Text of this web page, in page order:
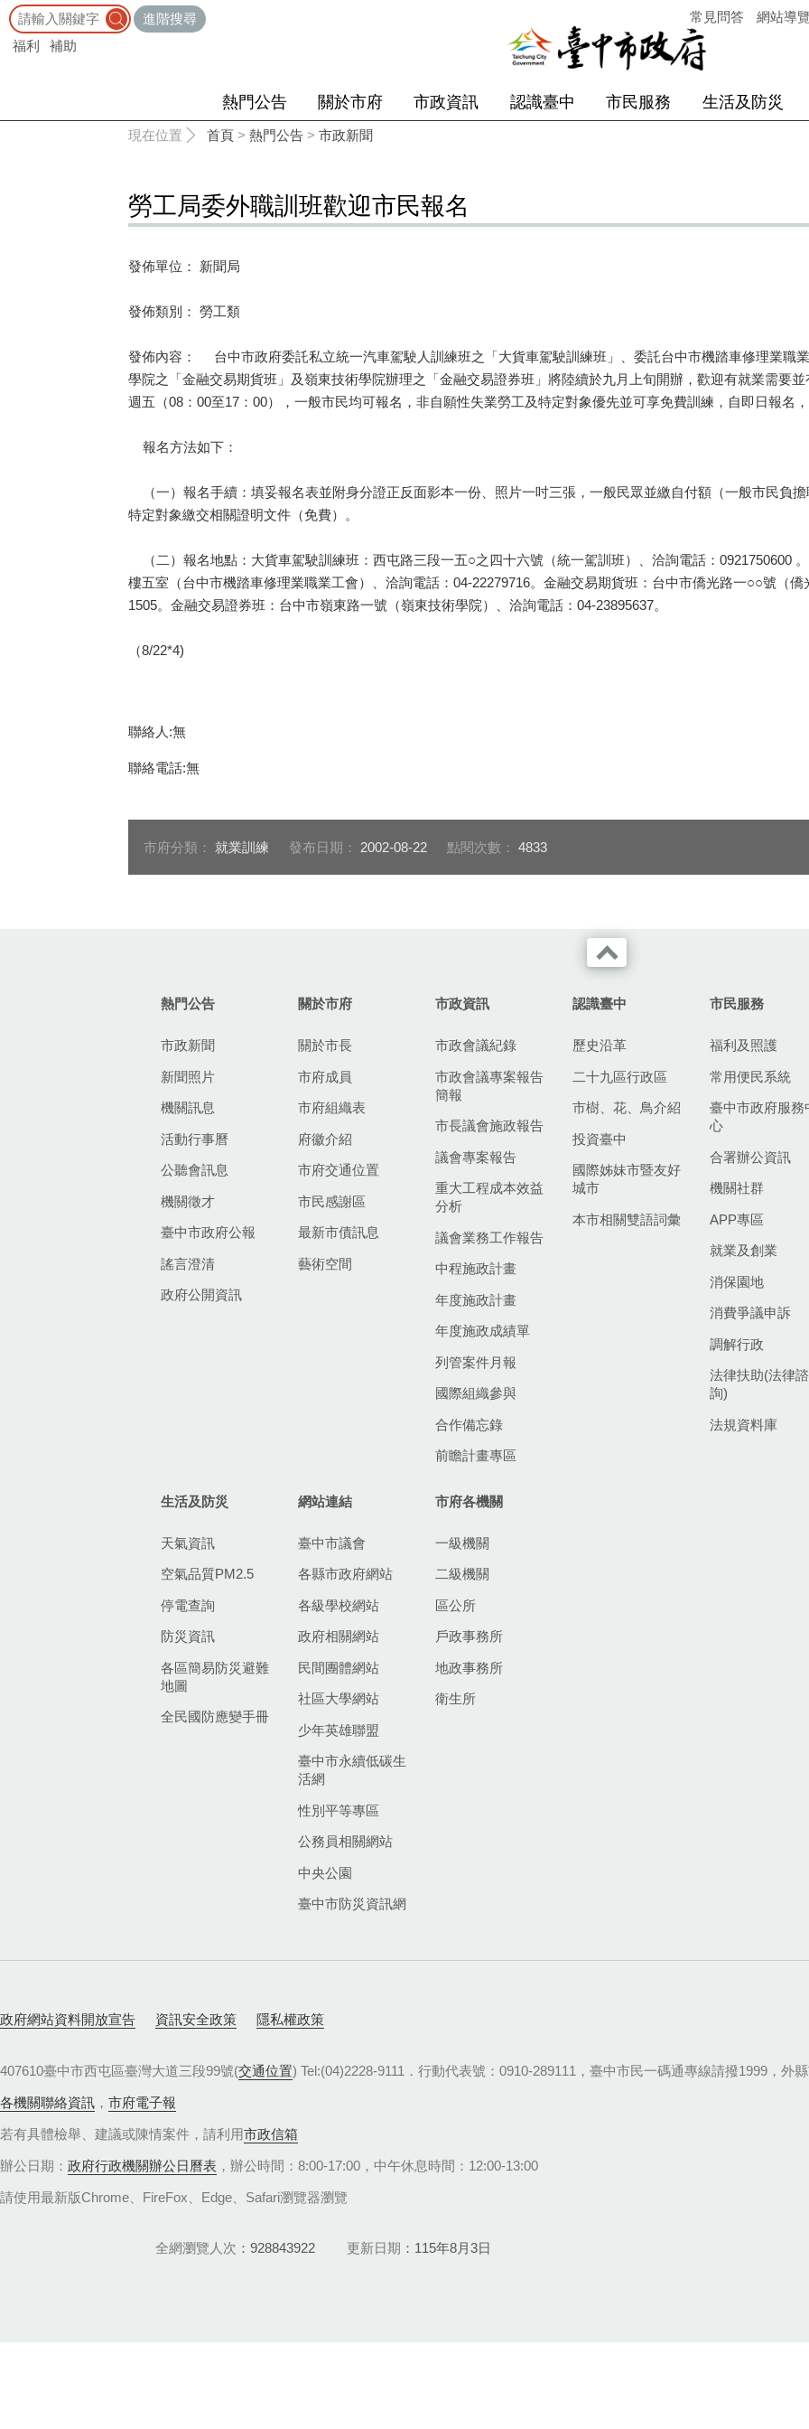
進階搜尋
福利
補助
常見問答 網站導
熱門公告 關於市府 市政資訊 認識臺中 市民服務 生活及防災
現在位置 首頁 > 熱門公告 > 市政新聞
勞工局委外職訓班歡迎市民報名
發佈單位： 新聞局
發佈類別： 勞工類
發佈內容： 台中市政府委託私立統一汽車駕駛人訓練班之「大貨車駕駛訓練班」、委託台中市機踏車修理業職
學院之「金融交易期貨班」及嶺東技術學院辦理之「金融交易證券班」將陸續於九月上旬開辦，歡迎有就業需要
週五（08：00至17：00），一般市民均可報名，非自願性失業勞工及特定對象優先並可享免費訓練，自即日報名
報名方法如下：
（一）報名手續：填妥報名表並附身分證正反面影本一份、照片一吋三張，一般民眾並繳自付額（一般市民負
特定對象繳交相關證明文件（免費）。
（二）報名地點：大貨車駕駛訓練班：西屯路三段一五○之四十六號（統一駕訓班）、洽詢電話：0921750600
樓五室（台中市機踏車修理業職業工會）、洽詢電話：04-22279716。金融交易期貨班：台中市僑光路一○○號（
1505。金融交易證券班：台中市嶺東路一號（嶺東技術學院）、洽詢電話：04-23895637。
（8/22*4)
聯絡人:無
聯絡電話:無
市府分類： 就業訓練 發布日期： 2002-08-22 點閱次數： 4833
熱門公告
市政新聞
新聞照片
機關訊息
活動行事曆
公聽會訊息
機關徵才
臺中市政府公報
謠言澄清
政府公開資訊
關於市府
關於市長
市府成員
市府組織表
府徽介紹
市府交通位置
市民感謝區
最新市債訊息
藝術空間
市政資訊
市政會議紀錄
市政會議專案報告
簡報
市長議會施政報告
議會專案報告
重大工程成本效益
分析
議會業務工作報告
中程施政計畫
年度施政計畫
年度施政成績單
列管案件月報
國際組織參與
合作備忘錄
前瞻計畫專區
認識臺中
歷史沿革
二十九區行政區
市樹、花、鳥介紹
投資臺中
國際姊妹市暨友好
城市
本市相關雙語詞彙
市民服務
福利及照護
常用便民系統
臺中市政府服務
心
合署辦公資訊
機關社群
APP專區
就業及創業
消保園地
消費爭議申訴
調解行政
法律扶助(法律諮
詢)
法規資料庫
生活及防災
天氣資訊
空氣品質PM2.5
停電查詢
防災資訊
各區簡易防災避難
地圖
全民國防應變手冊
網站連結
臺中市議會
各縣市政府網站
各級學校網站
政府相關網站
民間團體網站
社區大學網站
少年英雄聯盟
臺中市永續低碳生
活網
性別平等專區
公務員相關網站
中央公園
臺中市防災資訊網
市府各機關
一級機關
二級機關
區公所
戶政事務所
地政事務所
衛生所
政府網站資料開放宣告 資訊安全政策 隱私權政策
407610臺中市西屯區臺灣大道三段99號(交通位置) Tel:(04)2228-9111．行動代表號：0910-289111，臺中市民一碼通專線請撥1999，外
各機關聯絡資訊 ， 市府電子報
若有具體檢舉、建議或陳情案件，請利用市政信箱
辦公日期： 政府行政機關辦公日曆表 ，辦公時間：8:00-17:00，中午休息時間：12:00-13:00
請使用最新版Chrome、FireFox、Edge、Safari瀏覽器瀏覽
全網瀏覽人次 928843922 更新日期 115年8月3日